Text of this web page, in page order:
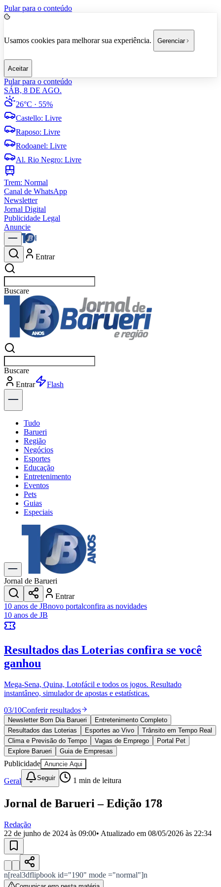
Pular para o conteúdo
Usamos cookies para melhorar sua experiência. Gerenciar
Aceitar
Pular para o conteúdo
SÁB, 8 DE AGO.
26°C · 55%
Castello: Livre
Raposo: Livre
Rodoanel: Livre
Al. Rio Negro: Livre
Trem: Normal
Canal de WhatsApp
Newsletter
Jornal Digital
Publicidade Legal
Anuncie
Entrar
Buscarno
Buscarno
Entrar
Explorar
Tudo
Barueri
Região
Negócios
Esportes
Educação
Entretenimento
Eventos
Pets
Guias
Especiais
Explore Tudo
Últimas Notícias
Previsão do Tempo
Trânsito e Rotas
Dia a Dia & Lazer
Transportes
Gastronomia
Cinema & Shows
JogosNovo
Anuncie no Portal
Cadastrar Empresa
Divulgar Vagas
Política
Esportes
Saúde
Segurança
Cultura
Meio Ambiente
Obras
Educação
Bairros de Barueri
Selecione sua regiãoPara notícias da sua região
AldeiaAldeia da Serra
JubranBelvalBethaville Boa
RegiãoCotia
Militar Itapevi
CalifórniaJardim dos Altos Jardim dos Camargos
EsperançaJardim GrazielaJardim Iracema Jardim Itaquiti
Jornal de Barueri
Entrar
10 anos de JBnovo portalconfira as novidades
10 anos de JB
Resultados das Loterias confira se você
ganhou
Mega-Sena, Quina, Lotofácil e todos os jogos. Resultado
instantâneo, simulador de apostas e estatísticas.
03/10Conferir resultados
Newsletter Bom Dia Barueri
Entretenimento Completo
Resultados das Loterias
Esportes ao Vivo
Trânsito em Tempo Real
Clima e Previsão do Tempo
Vagas de Emprego
Portal Pet
Explore Barueri
Guia de Empresas
Publicidade Anuncie Aqui
Geral Seguir 1 min de leitura
Jornal de Barueri – Edição 178
Redação
22 de junho de 2024 às 09:00• Atualizado em 08/05/2026 às 22:34
n[real3dflipbook id="190" mode ="normal"]n